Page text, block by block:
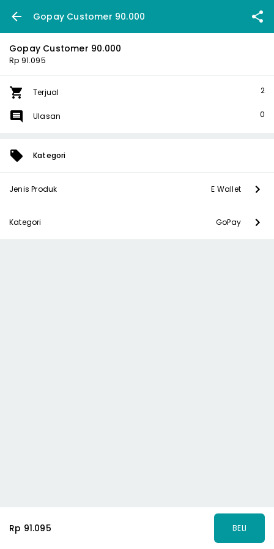
Gopay Customer 90.000
Gopay Customer 90.000
Rp 91.095
Terjual 2
Ulasan 0
Kategori
Jenis Produk E Wallet
Kategori GoPay
Rp 91.095 BELI